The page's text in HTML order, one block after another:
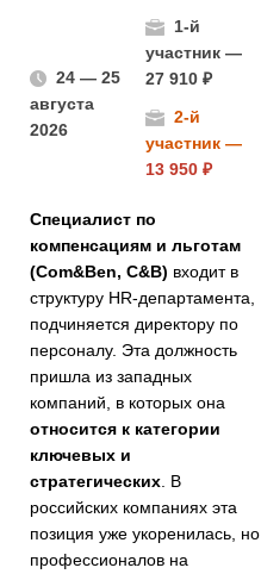
24 — 25
августа
2026
1-й
участник —
27 910 ₽
2-й
участник —
13 950 ₽
Специалист по
компенсациям и льготам
(Com&Ben, C&B) входит в
структуру HR-департамента,
подчиняется директору по
персоналу. Эта должность
пришла из западных
компаний, в которых она
относится к категории
ключевых и
стратегических . В
российских компаниях эта
позиция уже укоренилась, но
профессионалов на